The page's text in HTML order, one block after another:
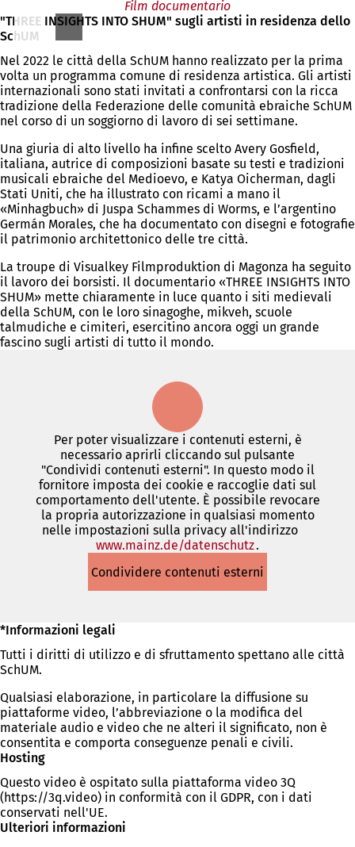
Film documentario
"THREE INSIGHTS INTO SHUM" sugli artisti in residenza dello
SchUM
Nel 2022 le città della SchUM hanno realizzato per la prima
volta un programma comune di residenza artistica. Gli artisti
internazionali sono stati invitati a confrontarsi con la ricca
tradizione della Federazione delle comunità ebraiche SchUM
nel corso di un soggiorno di lavoro di sei settimane.
Una giuria di alto livello ha infine scelto Avery Gosfield,
italiana, autrice di composizioni basate su testi e tradizioni
musicali ebraiche del Medioevo, e Katya Oicherman, dagli
Stati Uniti, che ha illustrato con ricami a mano il
«Minhagbuch» di Juspa Schammes di Worms, e l’argentino
Germán Morales, che ha documentato con disegni e fotografie
il patrimonio architettonico delle tre città.
La troupe di Visualkey Filmproduktion di Magonza ha seguito
il lavoro dei borsisti. Il documentario «THREE INSIGHTS INTO
SHUM» mette chiaramente in luce quanto i siti medievali
della SchUM, con le loro sinagoghe, mikveh, scuole
talmudiche e cimiteri, esercitino ancora oggi un grande
fascino sugli artisti di tutto il mondo.
Per poter visualizzare i contenuti esterni, è
necessario aprirli cliccando sul pulsante
"Condividi contenuti esterni". In questo modo il
fornitore imposta dei cookie e raccoglie dati sul
comportamento dell'utente. È possibile revocare
la propria autorizzazione in qualsiasi momento
nelle impostazioni sulla privacy all'indirizzo
www.mainz.de/datenschutz(Si
in
una
.
Condividere contenuti esterni
*Informazioni legali
Tutti i diritti di utilizzo e di sfruttamento spettano alle città
SchUM.
Qualsiasi elaborazione, in particolare la diffusione su
piattaforme video, l’abbreviazione o la modifica del
materiale audio e video che ne alteri il significato, non è
consentita e comporta conseguenze penali e civili.
Hosting
Questo video è ospitato sulla piattaforma video 3Q
(https://3q.video) in conformità con il GDPR, con i dati
conservati nell'UE.
Ulteriori informazioni